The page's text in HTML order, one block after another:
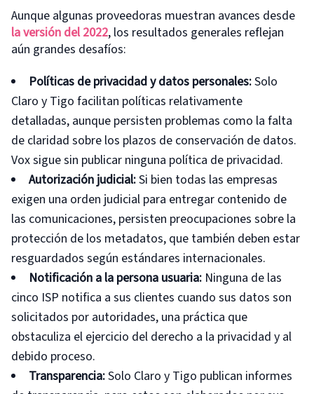
Aunque algunas proveedoras muestran avances desde
la versión del 2022, los resultados generales reflejan
aún grandes desafíos:
Políticas de privacidad y datos personales:Solo
Claro y Tigo facilitan políticas relativamente
detalladas, aunque persisten problemas como la falta
de claridad sobre los plazos de conservación de datos.
Vox sigue sin publicar ninguna política de privacidad.
Autorización judicial:Si bien todas las empresas
exigen una orden judicial para entregar contenido de
las comunicaciones, persisten preocupaciones sobre la
protección de los metadatos, que también deben estar
resguardados según estándares internacionales.
Notificación a la persona usuaria: Ninguna de las
cinco ISP notifica a sus clientes cuando sus datos son
solicitados por autoridades, una práctica que
obstaculiza el ejercicio del derecho a la privacidad y al
debido proceso.
Transparencia:Solo Claro y Tigo publican informes